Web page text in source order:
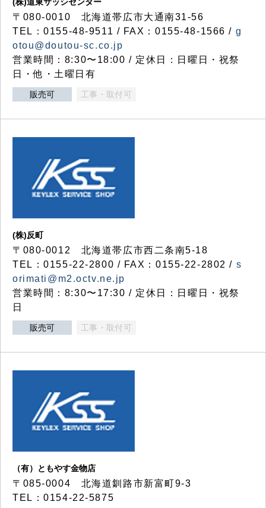
〒080-0010 北海道帯広市大通南31-56
TEL：0155-48-9511 / FAX：0155-48-1566 / g
otou@doutou-sc.co.jp
営業時間：8:30〜18:00 / 定休日：日曜日・祝祭
日・他・土曜日有
販売可 工事・取付可
(株)反町
〒080-0012 北海道帯広市西二条南5-18
TEL：0155-22-2800 / FAX：0155-22-2802 / s
orimati@m2.octv.ne.jp
営業時間：8:30〜17:30 / 定休日：日曜日・祝祭
日
販売可 工事・取付可
（有）ともやす金物店
〒085-0004 北海道釧路市新富町9-3
TEL：0154-22-5875